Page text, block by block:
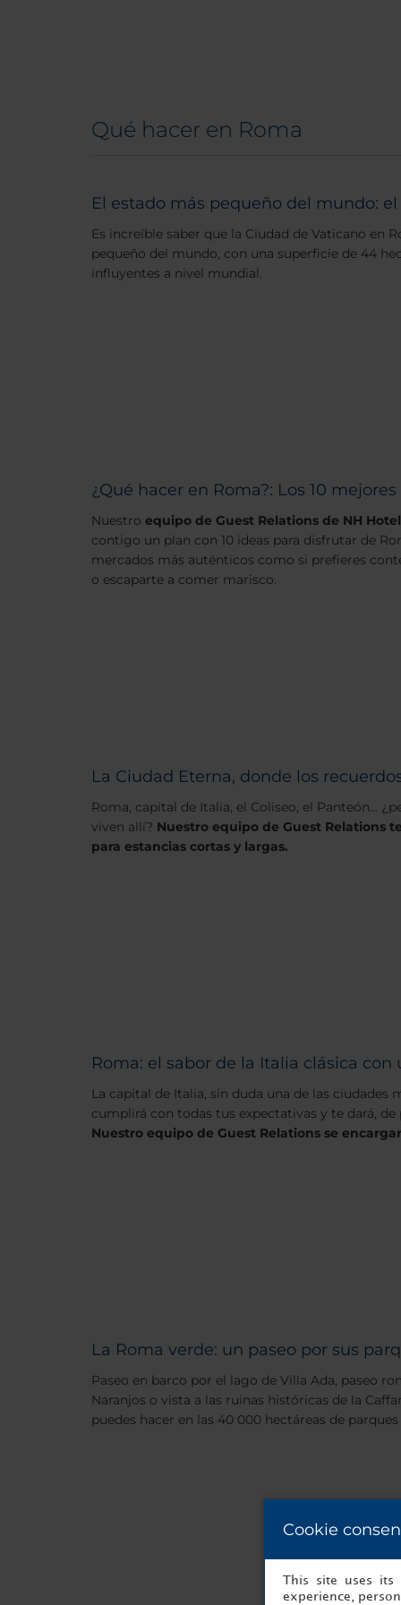
Qué hacer en Roma
El estado más pequeño del mundo:
Es increíble saber que la Ciudad de Vaticano en
pequeño del mundo, con una superficie de 44
influyentes a nivel mundial.
¿Qué hacer en Roma?: Los 10
Nuestro equipo de Guest Relations de NH
contigo un plan con 10 ideas para disfrutar de
mercados más auténticos como si prefieres
o escaparte a comer marisco.
La Ciudad Eterna, donde los
Roma, capital de Italia, el Coliseo, el Panteón...
viven allí? Nuestro equipo de Guest Relations
para estancias cortas y largas.
Roma: el sabor de la Italia clásica
La capital de Italia, sin duda una de las ciudades
cumplirá con todas tus expectativas y te dará, de
Nuestro equipo de Guest Relations se
La Roma verde: un paseo por sus
Paseo en barco por el lago de Villa Ada, paseo
Naranjos o vista a las ruinas históricas de la
puedes hacer en las 40 000 hectáreas de
Cookie
This site uses its
experience,